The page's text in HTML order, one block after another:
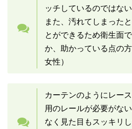
ッチしているのではな
また、汚れてしまった
とができるため衛生面
か、助かっている点の
女性）
カーテンのようにレー
用のレールが必要がな
なく見た目もスッキリ